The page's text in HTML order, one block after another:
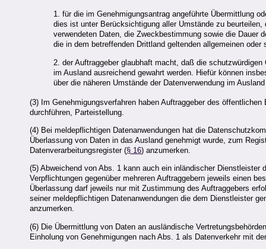
1. für die im Genehmigungsantrag angeführte Übermittlung
dies ist unter Berücksichtigung aller Umstände zu
verwendeten Daten, die Zweckbestimmung sowie die Dauer
die in dem betreffenden Drittland geltenden allgemeinen
2. der Auftraggeber glaubhaft macht, daß die
im Ausland ausreichend gewahrt werden. Hiefür können
über die näheren Umstände der Datenverwendung im
(3) Im Genehmigungsverfahren haben Auftraggeber des
durchführen, Parteistellung.
(4) Bei meldepflichtigen Datenanwendungen hat die
Überlassung von Daten in das Ausland genehmigt wurde, zum
Datenverarbeitungsregister (§ 16) anzumerken.
(5) Abweichend von Abs. 1 kann auch ein inländischer
Verpflichtungen gegenüber mehreren Auftraggebern jeweils einen
Überlassung darf jeweils nur mit Zustimmung des Auftraggebers
seiner meldepflichtigen Datenanwendungen die dem Dienstleister
anzumerken.
(6) Die Übermittlung von Daten an ausländische
Einholung von Genehmigungen nach Abs. 1 als Datenverkehr mit